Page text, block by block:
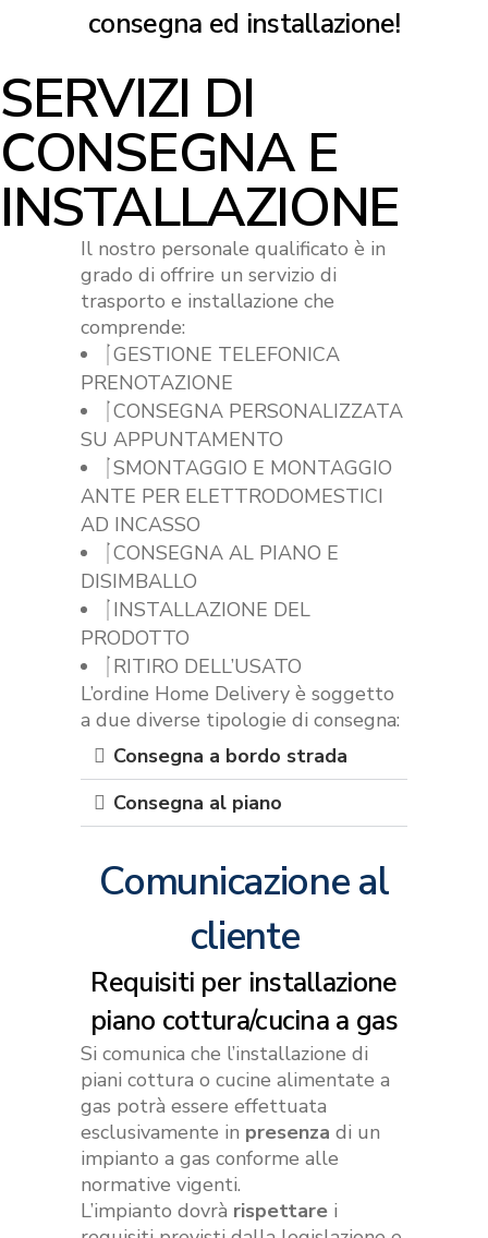
consegna ed installazione!
SERVIZI DI
CONSEGNA E
INSTALLAZIONE
Il nostro personale qualificato è in
grado di offrire un servizio di
trasporto e installazione che
comprende:
GESTIONE TELEFONICA
PRENOTAZIONE
CONSEGNA PERSONALIZZATA
SU APPUNTAMENTO
SMONTAGGIO E MONTAGGIO
ANTE PER ELETTRODOMESTICI
AD INCASSO
CONSEGNA AL PIANO E
DISIMBALLO
INSTALLAZIONE DEL
PRODOTTO
RITIRO DELL’USATO
L’ordine Home Delivery è soggetto
a due diverse tipologie di consegna:
Consegna a bordo strada
Consegna al piano
Comunicazione al
cliente
Requisiti per installazione
piano cottura/cucina a gas
Si comunica che l’installazione di
piani cottura o cucine alimentate a
gas potrà essere effettuata
esclusivamente in presenza di un
impianto a gas conforme alle
normative vigenti.
L’impianto dovrà rispettare i